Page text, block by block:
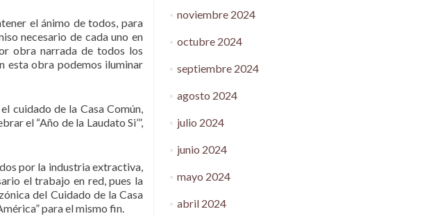
el ánimo de todos, para
necesario de cada uno en
obra narrada de todos los
esta obra podemos iluminar
el cuidado de la Casa Común,
el “Año de la Laudato Si’”,
por la industria extractiva,
el trabajo en red, pues la
del Cuidado de la Casa
para el mismo fin.
noviembre 2024
octubre 2024
septiembre 2024
agosto 2024
julio 2024
junio 2024
mayo 2024
abril 2024